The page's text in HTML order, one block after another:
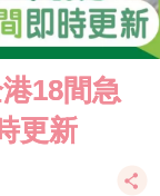
18間急
更新